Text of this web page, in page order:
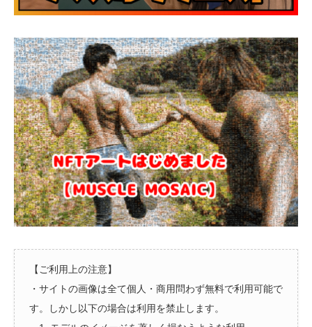
【ご利用上の注意】
・サイトの画像は全て個人・商用問わず無料で利用可能で
す。しかし以下の場合は利用を禁止します。